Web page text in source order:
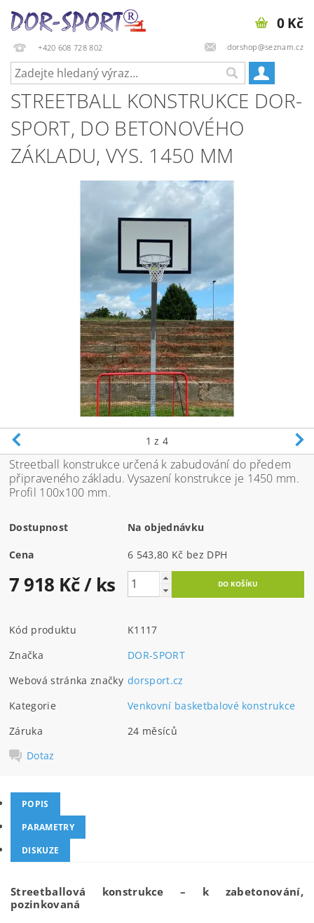
+420 608 728 802 dorshop@seznam.cz
0 Kč
STREETBALL KONSTRUKCE DOR-
SPORT, DO BETONOVÉHO
ZÁKLADU, VYS. 1450 MM
1 z 4
Streetball konstrukce určená k zabudování do předem
připraveného základu. Vysazení konstrukce je 1450 mm.
Profil 100x100 mm.
Dostupnost Na objednávku
Cena 6 543,80 Kč bez DPH
7 918 Kč/ ks
Kód produktu
K1117
Značka
DOR-SPORT
Webová stránka značky dorsport.cz
Kategorie
Venkovní basketbalové konstrukce
Záruka
24 měsíců
Dotaz
POPIS
PARAMETRY
DISKUZE
Streetballová konstrukce – k zabetonování,
pozinkovaná